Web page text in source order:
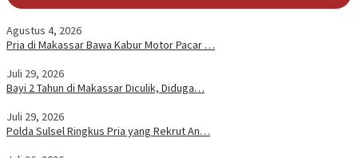
Agustus 4, 2026
Pria di Makassar Bawa Kabur Motor Pacar …
Juli 29, 2026
Bayi 2 Tahun di Makassar Diculik, Diduga…
Juli 29, 2026
Polda Sulsel Ringkus Pria yang Rekrut An…